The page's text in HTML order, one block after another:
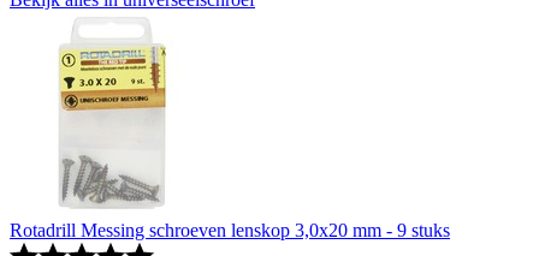
Rotadrill Messing schroeven lenskop 3,0x20 mm - 9 stuks